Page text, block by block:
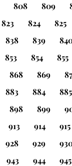
808 809
823 824 825
838 839
853 854 855
868 869
883 884 885
898 899
913 914 915
928 929
943 944 945